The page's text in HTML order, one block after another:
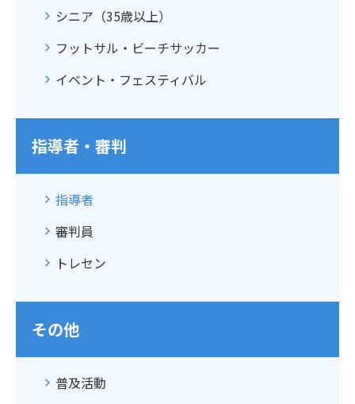
シニア（35歳以上）
フットサル・ビーチサッカー
イベント・フェスティバル
指導者・審判
指導者
審判員
トレセン
その他
普及活動